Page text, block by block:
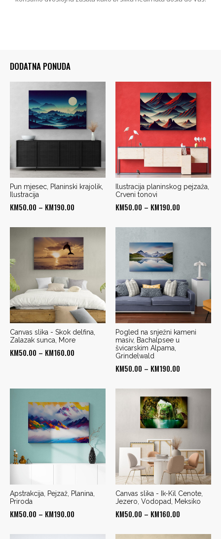
DODATNA PONUDA
Pun mjesec, Planinski krajolik,
Ilustracija
KM50.00 – KM190.00
through
KM190.00
Ilustracija planinskog pejzaža,
Crveni tonovi
KM50.00 – KM190.00
Canvas slika - Skok delfina,
Zalazak sunca, More
KM50.00 – KM160.00
through
KM160.00
Pogled na snježni kameni
masiv, Bachalpsee u
švicarskim Alpama,
Grindelwald
KM50.00 – KM190.00
through
KM190.00
Apstrakcija, Pejzaž, Planina,
Priroda
KM50.00 – KM190.00
Canvas slika - Ik-Kil Cenote,
Jezero, Vodopad, Meksiko
KM50.00 – KM160.00